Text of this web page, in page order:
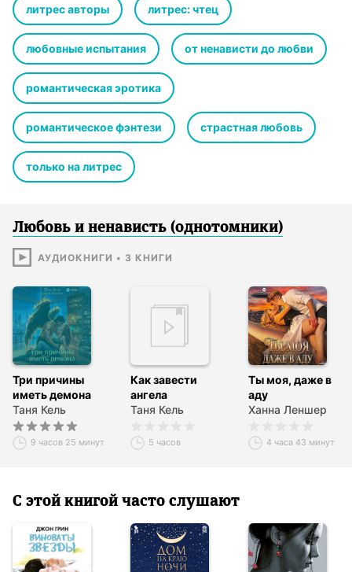
литрес авторы литрес: чтец
любовные испытания от ненависти до любви
романтическая эротика
романтическое фэнтези страстная любовь
только на литрес
Любовь и ненависть (однотомники)
АУДИОКНИГИ • 3 КНИГИ
Три причины
иметь демона
Таня Кель
9 часов 25 минут
Как завести
ангела
Таня Кель
5 часов
Ты моя, даже в
аду
Ханна Леншер
4 часа 43 минуты
С этой книгой часто слушают